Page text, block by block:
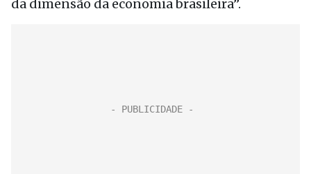
da dimensão da economia brasileira”.